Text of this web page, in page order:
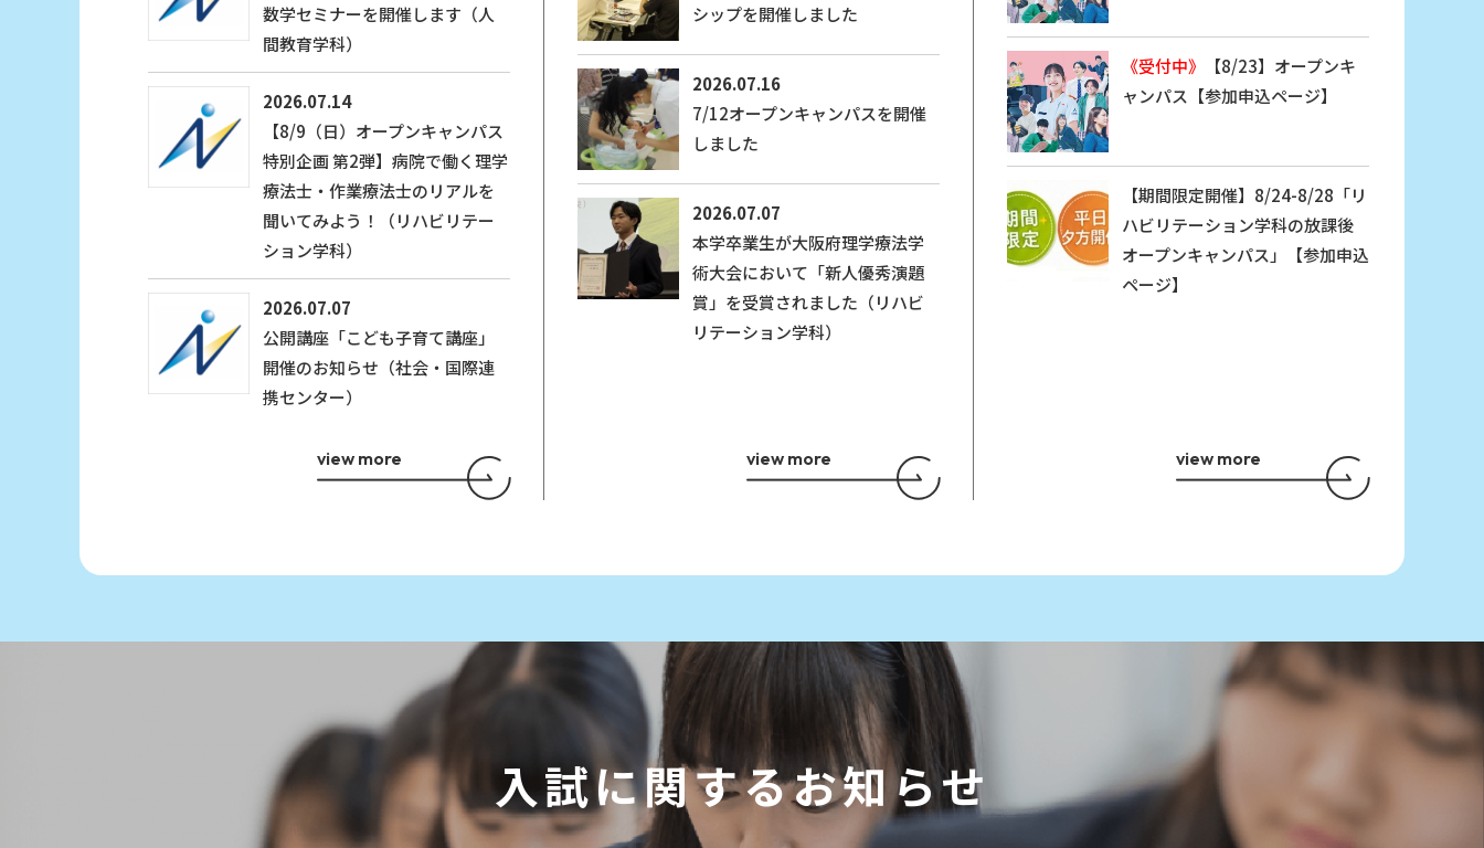
数学セミナーを開催します（人
間教育学科）
2026.07.14
【8/9（日）オープンキャンパス
特別企画 第2弾】病院で働く理学
療法士・作業療法士のリアルを
聞いてみよう！（リハビリテー
ション学科）
2026.07.07
公開講座「こども子育て講座」
開催のお知らせ（社会・国際連
携センター）
view more
シップを開催しました
2026.07.16
7/12オープンキャンパスを開催
しました
2026.07.07
本学卒業生が大阪府理学療法学
術大会において「新人優秀演題
賞」を受賞されました（リハビ
リテーション学科）
view more
《受付中》
【8/23】オープンキ
ャンパス【参加申込ページ】
【期間限定開催】8/24-8/28「リ
ハビリテーション学科の放課後
オープンキャンパス」【参加申込
ページ】
view more
入試に関するお知らせ